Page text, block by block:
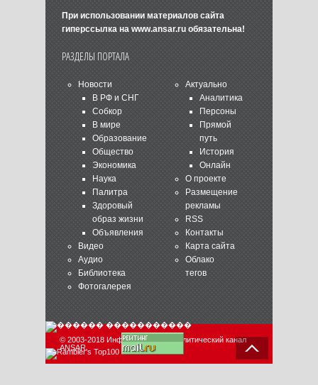
При использовании материалов сайта
гиперссылка на www.ansar.ruобязательна!
РАЗДЕЛЫ ПОРТАЛА
Новости
В РФ и СНГ
Собкор
В мире
Образование
Общество
Экономика
Наука
Палитра
Здоровый
образ жизни
Объявления
Видео
Аудио
Библиотека
Фотогалерея
Актуально
Аналитика
Персоны
Прямой
путь
История
Онлайн
О проекте
Размещение
рекламы
RSS
Контакты
Карта сайта
Облако
тегов
© 2003-2018 Информационно-аналитический канал
ANSAR